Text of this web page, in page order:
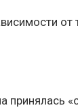
от